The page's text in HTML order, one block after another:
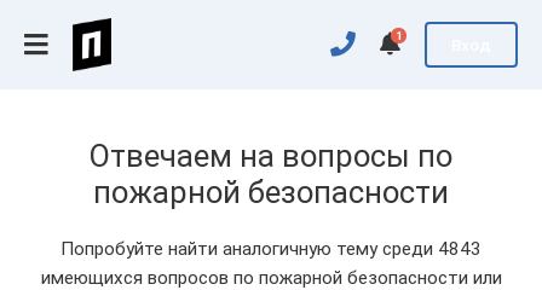
1
Отвечаем на вопросы по
пожарной безопасности
Попробуйте найти аналогичную тему среди 4843
имеющихся вопросов по пожарной безопасности или